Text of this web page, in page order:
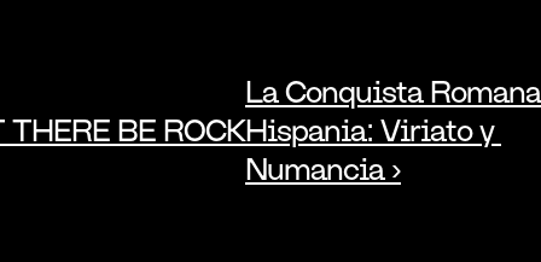
THERE BE ROCK
La Conquista
Hispania: Viriato y
Numancia ›